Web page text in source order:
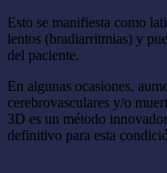
Esto se manifiesta como
lentos (bradiarritmias) y
del paciente.
En algunas ocasiones,
cerebrovasculares y/o
3D es un método
definitivo para esta